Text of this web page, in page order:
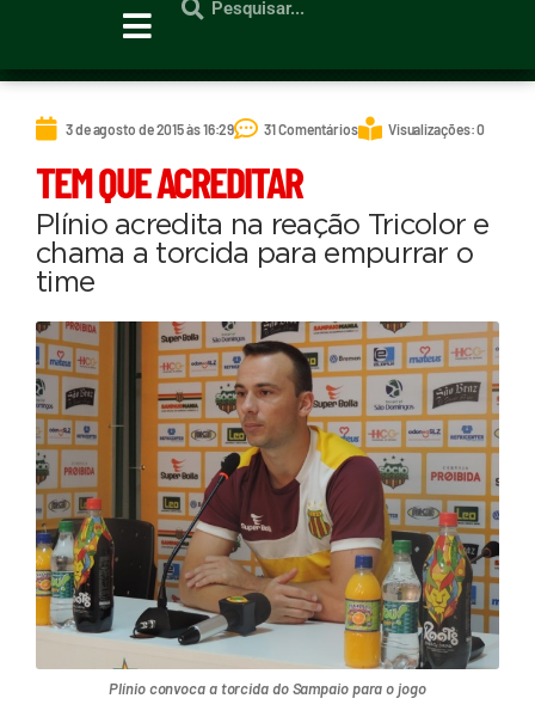
3 de agosto de 2015 às 16:29 31 Comentários Visualizações: 0
TEM QUE ACREDITAR
Plínio acredita na reação Tricolor e
chama a torcida para empurrar o
time
Plínio convoca a torcida do Sampaio para o jogo